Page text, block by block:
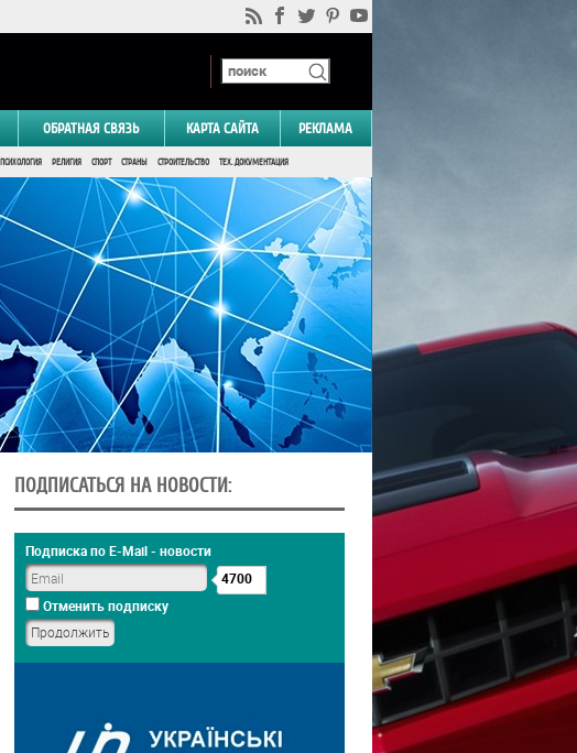
ОБРАТНАЯ СВЯЗЬ КАРТА САЙТА РЕКЛАМА
ПСИХОЛОГИЯ РЕЛИГИЯ СПОРТ СТРАНЫ СТРОИТЕЛЬСТВО ТЕХ. ДОКУМЕНТАЦИЯ
ПОДПИСАТЬСЯ НА НОВОСТИ:
Подписка по E-Mail - новости
4700
Отменить подписку